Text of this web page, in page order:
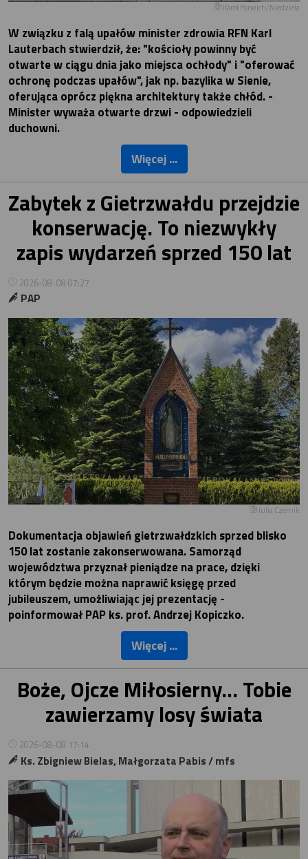
Karol Porwich/Niedziela
W związku z falą upałów minister zdrowia RFN Karl
Lauterbach stwierdził, że: "kościoły powinny być
otwarte w ciągu dnia jako miejsca ochłody" i "oferować
ochronę podczas upałów", jak np. bazylika w Sienie,
oferująca oprócz piękna architektury także chłód. -
Minister wyważa otwarte drzwi - odpowiedzieli
duchowni.
Więcej ...
Zabytek z Gietrzwałdu przejdzie
konserwację. To niezwykły
zapis wydarzeń sprzed 150 lat
2026-08-08 07:27
PAP
Julia Czernik
Dokumentacja objawień gietrzwałdzkich sprzed blisko
150 lat zostanie zakonserwowana. Samorząd
województwa przyznał pieniądze na prace, dzięki
którym będzie można naprawić księgę przed
jubileuszem, umożliwiając jej prezentację -
poinformował PAP ks. prof. Andrzej Kopiczko.
Więcej ...
Boże, Ojcze Miłosierny… Tobie
zawierzamy losy świata
2026-08-08 17:14
Ks. Zbigniew Bielas, Małgorzata Pabis / mfs